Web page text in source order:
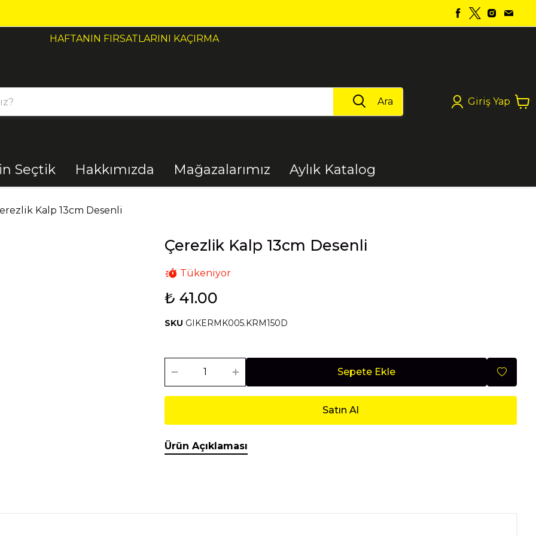
HAFTANIN FIRSATLARINI KAÇIRMA
Ara Giriş Yap
Bahçe
Elektrik
Elektrikli Aletler
Makineler
Tesisat
Malzemeleri
Nisan 2026
Seçtik Hakkımızda Mağazalarımız Aylık Katalog
Kalp 13cm Desenli
Çerezlik Kalp 13cm Desenli
Tükeniyor
₺ 41.00
SKU GIKERMK005.KRM150D
Sepete Ekle
Satın Al
Ürün Açıklaması